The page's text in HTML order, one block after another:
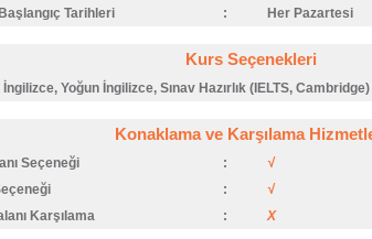
Tarihleri
: Her Pazartesi
Kurs Seçenekleri
Yoğun İngilizce, Sınav Hazırlık (IELTS, Cambridge)
Konaklama ve Karşılama
Seçeneği :
√
:
√
Karşılama
: X